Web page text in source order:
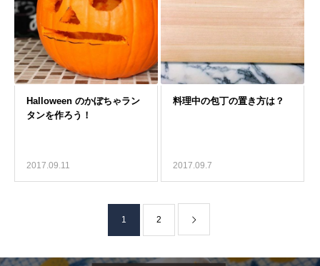
2017.09.11 2017.09.7
1 2